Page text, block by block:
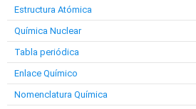
Estructura Atómica
Química Nuclear
Tabla periódica
Enlace Químico
Nomenclatura Química